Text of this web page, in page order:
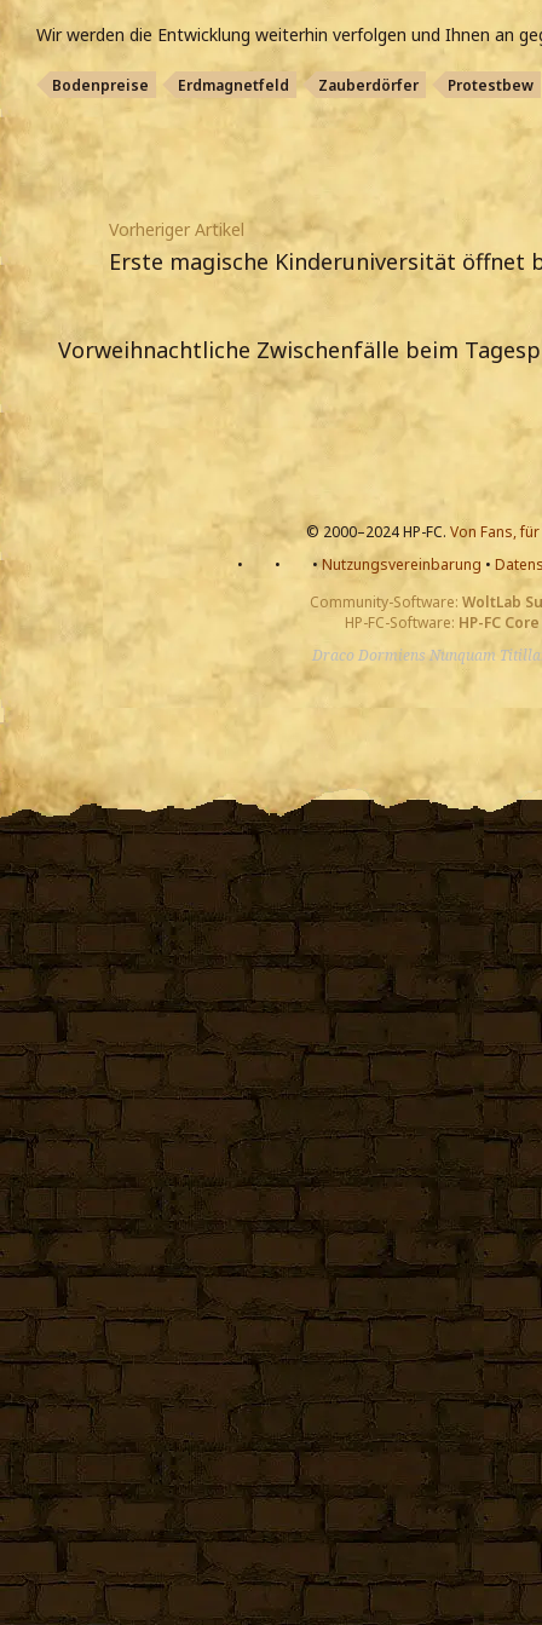
Wir werden die Entwicklung weiterhin verfolgen und Ihnen an
Bodenpreise Erdmagnetfeld Zauberdörfer Protestbew
Vorheriger Artikel
Erste magische Kinderuniversität öffnet
Vorweihnachtliche Zwischenfälle beim
© 2000–2024 HP-FC. Von Fans,
•
• • Nutzungsvereinbarung •
Community-Software: WoltLab
HP-FC-Software: HP-FC Core
Draco Dormiens Nunquam